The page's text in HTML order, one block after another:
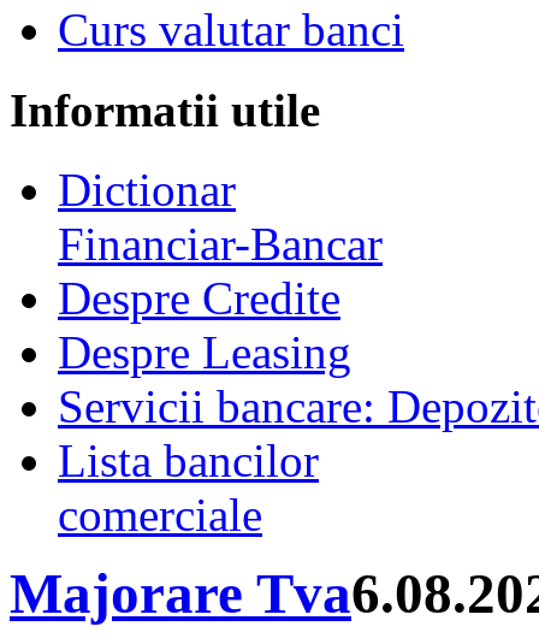
Curs valutar banci
Informatii utile
Dictionar
Financiar-Bancar
Despre Credite
Despre Leasing
Servicii bancare:
Lista bancilor
comerciale
Majorare Tva